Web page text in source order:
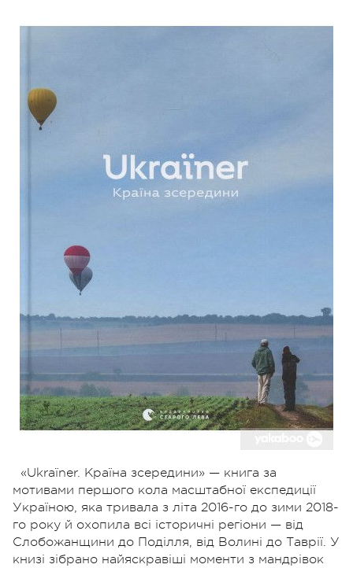
«Ukraїner. Країна зсередини» — книга за
мотивами першого кола масштабної експедиції
Украї­ною, яка тривала з літа 2016-го до зими 2018-
го року й охопила всі історичні регіони — від
Слобожанщини до Поділля, від Волині до Таврії. У
книзі зібрано найяскравіші моменти з манд­рівок